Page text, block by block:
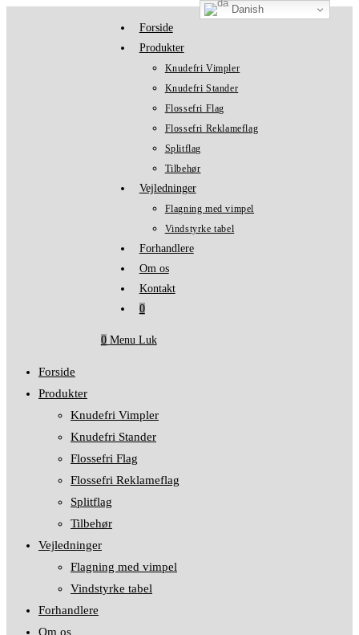
Forside
Produkter
Knudefri Vimpler
Knudefri Stander
Flossefri Flag
Flossefri Reklameflag
Splitflag
Tilbehør
Vejledninger
Flagning med vimpel
Vindstyrke tabel
Forhandlere
Om os
Kontakt
0
0 Menu Luk
Forside
Produkter
Knudefri Vimpler
Knudefri Stander
Flossefri Flag
Flossefri Reklameflag
Splitflag
Tilbehør
Vejledninger
Flagning med vimpel
Vindstyrke tabel
Forhandlere
Om os
Danish